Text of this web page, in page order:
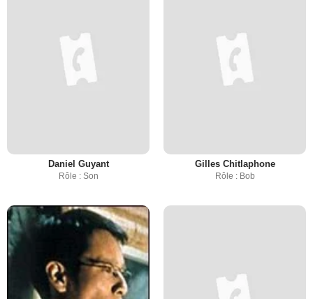
Daniel Guyant
Rôle : Son
Gilles Chitlaphone
Rôle : Bob